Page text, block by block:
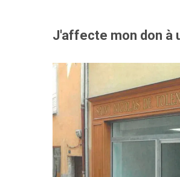
J'affecte mon don à